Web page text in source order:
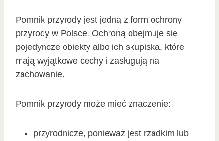
Pomnik przyrody jest jedną z form ochrony
przyrody w Polsce. Ochroną obejmuje się
pojedyncze obiekty albo ich skupiska, które
mają wyjątkowe cechy i zasługują na
zachowanie.
Pomnik przyrody może mieć znaczenie:
przyrodnicze, ponieważ jest rzadkim lub